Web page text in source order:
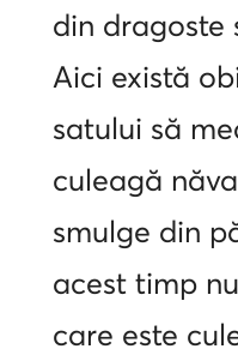
din dragoste
Aici există
satului să
culeagă
smulge din
acest timp
care este